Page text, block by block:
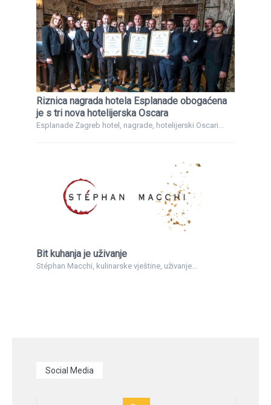
Riznica nagrada hotela Esplanade obogaćena
je s tri nova hotelijerska Oscara
Esplanade Zagreb hotel, nagrade, hotelijerski Oscari...
Bit kuhanja je uživanje
Stéphan Macchi, kulinarske vještine, uživanje...
Social Media